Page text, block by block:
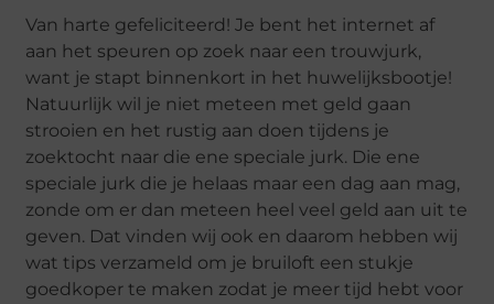
Van harte gefeliciteerd! Je bent het internet af
aan het speuren op zoek naar een trouwjurk,
want je stapt binnenkort in het huwelijksbootje!
Natuurlijk wil je niet meteen met geld gaan
strooien en het rustig aan doen tijdens je
zoektocht naar die ene speciale jurk. Die ene
speciale jurk die je helaas maar een dag aan mag,
zonde om er dan meteen heel veel geld aan uit te
geven. Dat vinden wij ook en daarom hebben wij
wat tips verzameld om je bruiloft een stukje
goedkoper te maken zodat je meer tijd hebt voor